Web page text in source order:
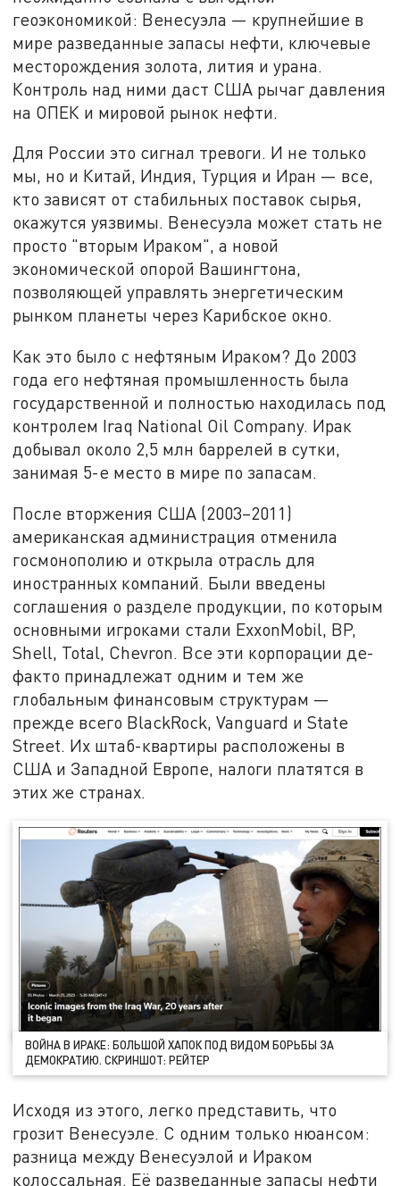
геоэкономикой: Венесуэла — крупнейшие в
мире разведанные запасы нефти, ключевые
месторождения золота, лития и урана.
Контроль над ними даст США рычаг давления
на ОПЕК и мировой рынок нефти.
Для России это сигнал тревоги. И не только
мы, но и Китай, Индия, Турция и Иран — все,
кто зависят от стабильных поставок сырья,
окажутся уязвимы. Венесуэла может стать не
просто "вторым Ираком", а новой
экономической опорой Вашингтона,
позволяющей управлять энергетическим
рынком планеты через Карибское окно.
Как это было с нефтяным Ираком? До 2003
года его нефтяная промышленность была
государственной и полностью находилась под
контролем Iraq National Oil Company. Ирак
добывал около 2,5 млн баррелей в сутки,
занимая 5-е место в мире по запасам.
После вторжения США (2003–2011)
американская администрация отменила
госмонополию и открыла отрасль для
иностранных компаний. Были введены
соглашения о разделе продукции, по которым
основными игроками стали ExxonMobil, BP,
Shell, Total, Chevron. Все эти корпорации де-
факто принадлежат одним и тем же
глобальным финансовым структурам —
прежде всего BlackRock, Vanguard и State
Street. Их штаб-квартиры расположены в
США и Западной Европе, налоги платятся в
этих же странах.
ВОЙНА В ИРАКЕ: БОЛЬШОЙ ХАПОК ПОД ВИДОМ БОРЬБЫ ЗА
ДЕМОКРАТИЮ. СКРИНШОТ: РЕЙТЕР
Исходя из этого, легко представить, что
грозит Венесуэле. С одним только нюансом:
разница между Венесуэлой и Ираком
колоссальная. Её разведанные запасы нефти